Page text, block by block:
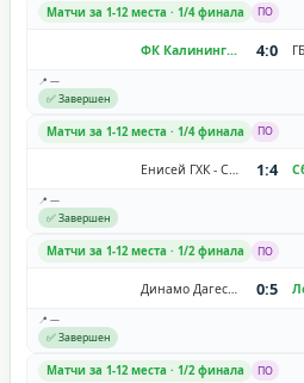
Матчи за 1-12 места · 1/4 финала ПО
ФК Калининград 4:0
📍 —
✅ Завершен
Матчи за 1-12 места · 1/4 финала ПО
1:4
📍 —
✅ Завершен
Матчи за 1-12 места · 1/2 финала ПО
Динамо Дагестан 0:5
📍 —
✅ Завершен
Матчи за 1-12 места · 1/2 финала ПО